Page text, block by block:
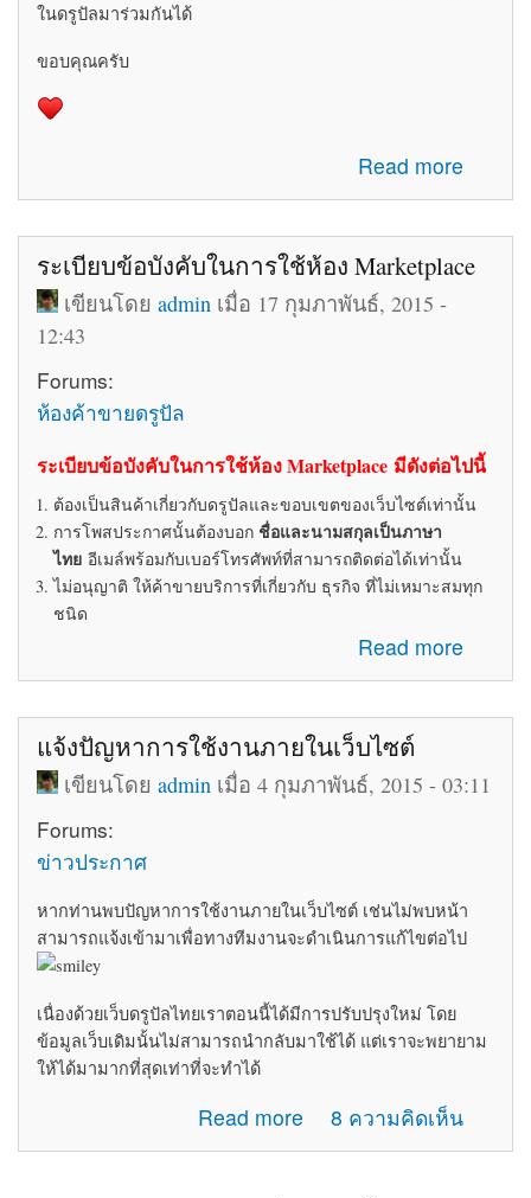
ในดรูปัลมาร่วมกันได้
ขอบคุณครับ
Read more
about รับสมัครทีมงานอัพเดทข่าวสารเกี่ยวกับ Drupal ใน
ประเทศไทย
ระเบียบข้อบังคับในการใช้ห้อง Marketplace
เขียนโดยadmin เมื่อ 17 กุมภาพันธ์, 2015 -
12:43
Forums:
ห้องค้าขายดรูปัล
ระเบียบข้อบังคับในการใช้ห้อง Marketplace มีดังต่อไปนี้
ต้องเป็นสินค้าเกี่ยวกับดรูปัลและขอบเขตของเว็บไซต์เท่านั้น
การโพสประกาศนั้นต้องบอก ชื่อและนามสกุลเป็นภาษา
ไทย อีเมล์พร้อมกับเบอร์โทรศัพท์ที่สามารถติดต่อได้เท่านั้น
ไม่อนุญาติ ให้ค้าขายบริการที่เกี่ยวกับ ธุรกิจ ที่ไม่เหมาะสมทุก
ชนิด
Read more
about ระเบียบข้อบังคับในการใช้ห้อง Marketplace
แจ้งปัญหาการใช้งานภายในเว็บไซต์
เขียนโดยadmin เมื่อ 4 กุมภาพันธ์, 2015 - 03:11
Forums:
ข่าวประกาศ
หากท่านพบปัญหาการใช้งานภายในเว็บไซต์ เช่นไม่พบหน้า
สามารถแจ้งเข้ามาเพื่อทางทีมงานจะดำเนินการแก้ไขต่อไป
เนื่องด้วยเว็บดรูปัลไทยเราตอนนี้ได้มีการปรับปรุงใหม่ โดย
ข้อมูลเว็บเดิมนั้นไม่สามารถนำกลับมาใช้ได้ แต่เราจะพยายาม
ให้ได้มามากที่สุดเท่าที่จะทำได้
Read more
about แจ้งปัญหาการใช้งานภายในเว็บไซต์8 ความคิดเห็น